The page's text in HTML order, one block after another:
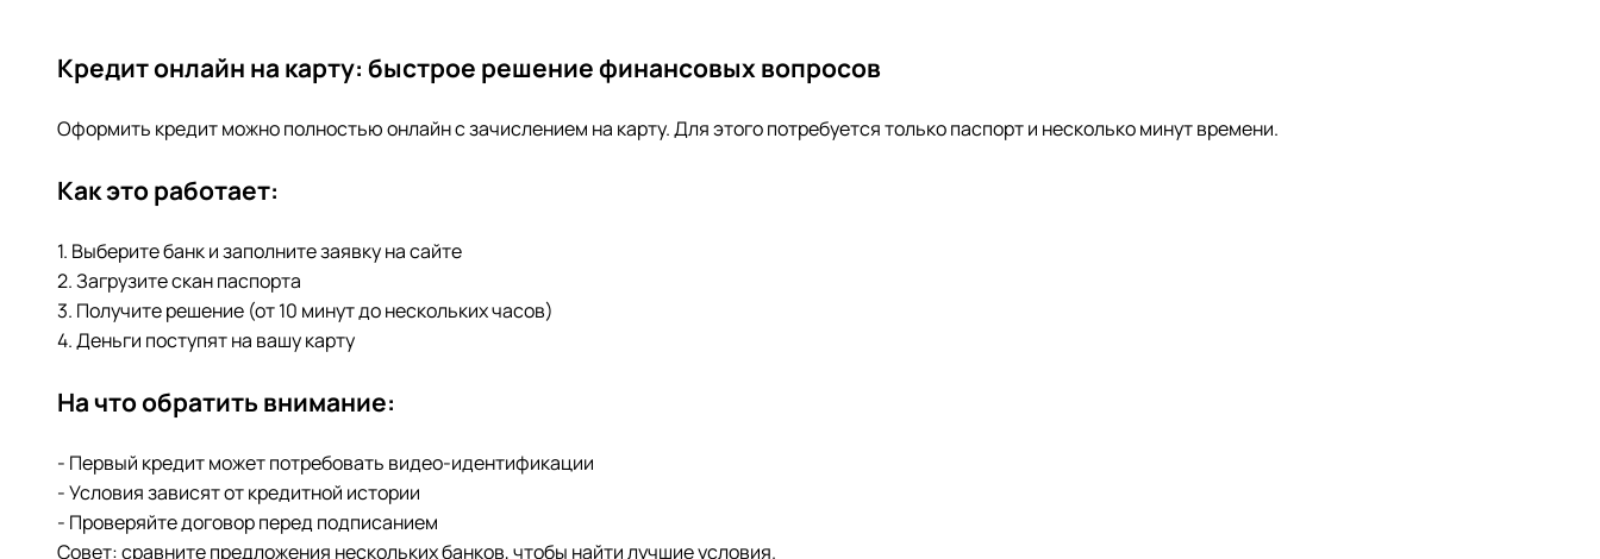
Кредит онлайн на карту: быстрое решение финансовых вопросов
Оформить кредит можно полностью онлайн с зачислением на карту. Для этого потребуется только паспорт и несколько минут времени.
Как это работает:
1. Выберите банк и заполните заявку на сайте
2. Загрузите скан паспорта
3. Получите решение (от 10 минут до нескольких часов)
4. Деньги поступят на вашу карту
На что обратить внимание:
- Первый кредит может потребовать видео-идентификации
- Условия зависят от кредитной истории
- Проверяйте договор перед подписанием
Совет: сравните предложения нескольких банков, чтобы найти лучшие условия.